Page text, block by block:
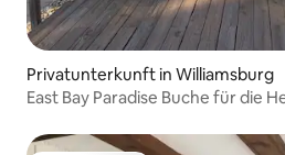
Privatunterkunft in Williamsburg
East Bay Paradise Buche für die